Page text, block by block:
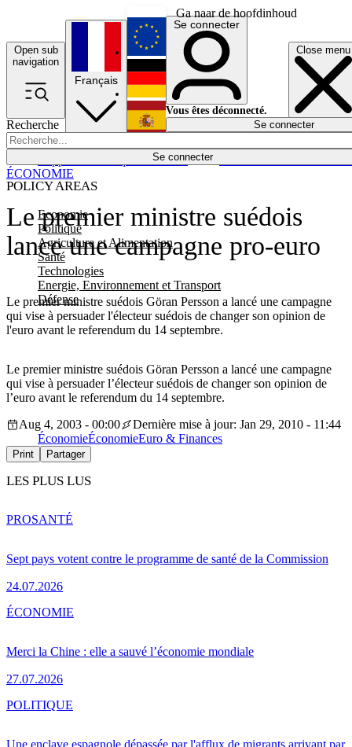
Ga naar de hoofdinhoud
Open sub
navigation
Close menu
Recherche
Se connecter
POLICY AREAS
Economie
Politique
Agriculture et Alimentation
Santé
Technologies
Energie, Environnement et Transport
Défense
Économie
Français
English
Deutsch
Español
Se connecter
Vous êtes déconnecté.
Se connecter
Le premier ministre suédois
lance une campagne pro-euro
Le premier ministre suédois Göran Persson a lancé une campagne
qui vise à persuader l'électeur suédois de changer son opinion de
l'euro avant le referendum du 14 septembre.
ÉCONOMIE
Le premier ministre suédois Göran Persson a lancé une campagne
qui vise à persuader l’électeur suédois de changer son opinion de
l’euro avant le referendum du 14 septembre.
Aug 4, 2003 - 00:00
Dernière mise à jour: Jan 29, 2010 - 11:44
ÉconomieÉconomieEuro & Finances
Print Partager
LES PLUS LUS
Sept pays votent contre le programme de santé de la Commission
24.07.2026
PROSANTÉ
Merci la Chine : elle a sauvé l’économie mondiale
27.07.2026
ÉCONOMIE
Une enclave espagnole dépassée par l'afflux de migrants arrivant par
POLITIQUE